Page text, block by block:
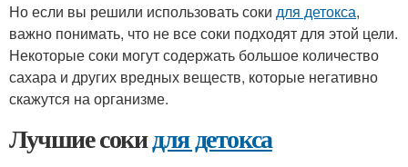
Но если вы решили использовать соки для детокса,
важно понимать, что не все соки подходят для этой цели.
Некоторые соки могут содержать большое количество
сахара и других вредных веществ, которые негативно
скажутся на организме.
Лучшие сокидля детокса